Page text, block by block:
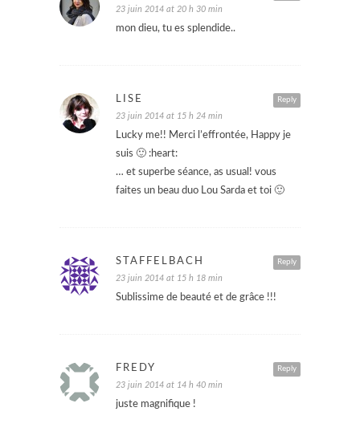
23 juin 2014 at 20 h 30 min
mon dieu, tu es splendide..
Reply
LISE
23 juin 2014 at 15 h 24 min
Lucky me!! Merci l’effrontée, Happy je
suis 🙂 :heart:
… et superbe séance, as usual! vous
faites un beau duo Lou Sarda et toi 🙂
Reply
STAFFELBACH
23 juin 2014 at 15 h 18 min
Sublissime de beauté et de grâce !!!
Reply
FREDY
23 juin 2014 at 14 h 40 min
juste magnifique !